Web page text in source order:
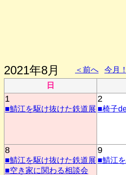
2021年8月 ＜前へ 今月！
日
1
■鯖江を駆け抜けた鉄道展
2
■椅子
8
■鯖江を駆け抜けた鉄道展
■空き家に関わる相談会
9
■鯖江